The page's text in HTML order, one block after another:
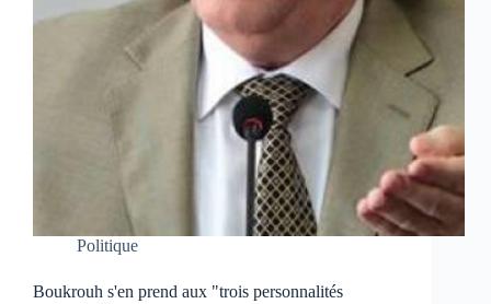
Politique
Boukrouh s'en prend aux "trois personnalités